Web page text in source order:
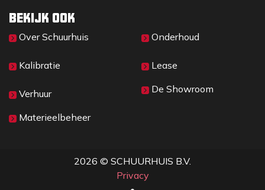
Bekijk ook
Over Sc​huurhuis
Kalibratie
Verhuur
Materieelbeheer
Onderhoud
Lease
De Showroom
2026 © SCHUURHUIS B.V.
Privacy